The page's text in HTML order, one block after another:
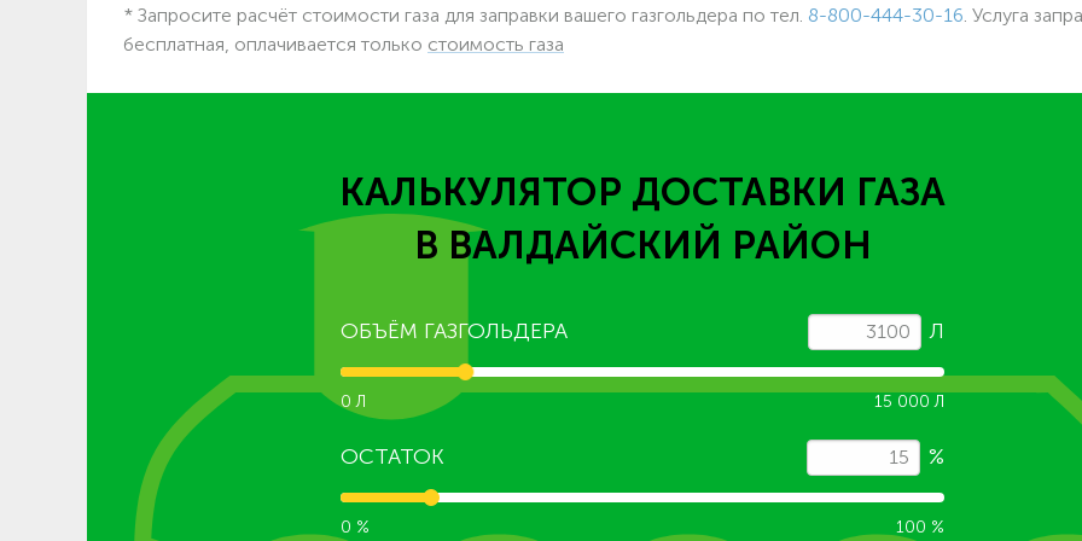
* Запросите расчёт стоимости газа для заправки вашего газгольдера по тел. 8-800-444-30-16 . Услуга
бесплатная, оплачивается только стоимость газа
КАЛЬКУЛЯТОР ДОСТАВКИ ГАЗА
В ВАЛДАЙСКИЙ РАЙОН
ОБЪЁМ ГАЗГОЛЬДЕРА Л
0 Л 15 000 Л
ОСТАТОК %
0 % 100 %